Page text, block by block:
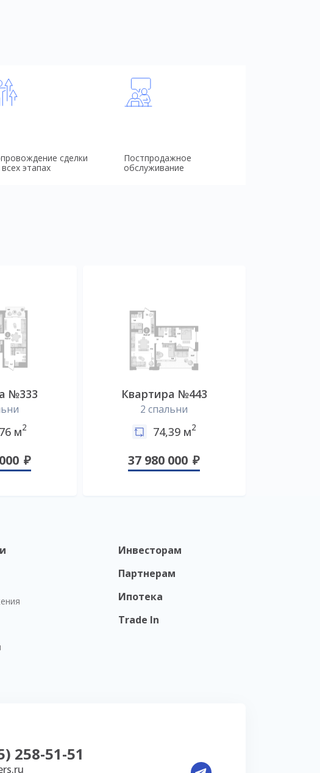
сделки
этапах
Постпродажное
обслуживание
№333
м2
Квартира №443
2 спальни
74,39 м2
37 980 000
Инвесторам
Партнерам
Ипотека
Trade In
258-51-51